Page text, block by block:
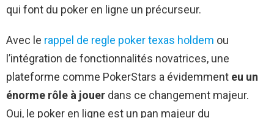
qui font du poker en ligne un précurseur.
Avec le rappel de regle poker texas holdem ou
l’intégration de fonctionnalités novatrices, une
plateforme comme PokerStars a évidemment eu un
énorme rôle à jouer dans ce changement majeur.
Oui, le poker en ligne est un pan majeur du